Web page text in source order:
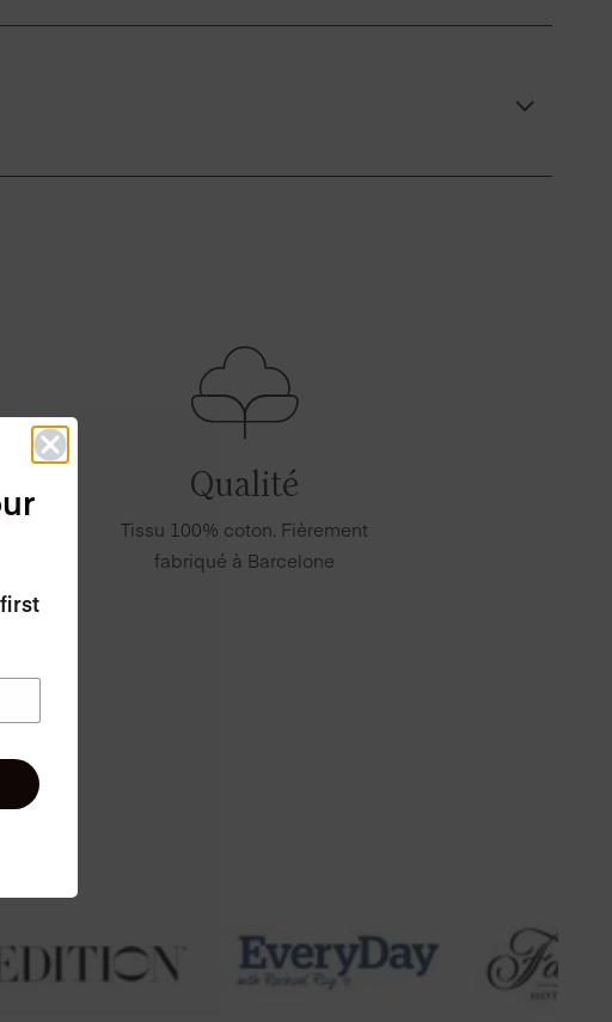
Qualité
Tissu 100% coton. Fièrement
fabriqué à Barcelone